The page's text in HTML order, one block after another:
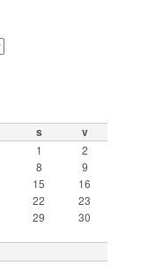
s v
1
2
8
9
15
16
22
23
29
30